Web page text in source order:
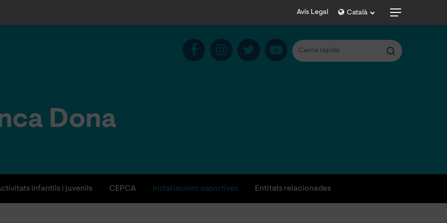
Avís Legal Català Menu
Dona
infantils i juvenils CEPCA Instal·lacions esportives Entitats relacionades